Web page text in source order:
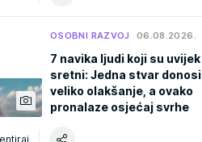
OSOBNI RAZVOJ 06.08.2026.
7 navika ljudi koji su uvijek
sretni: Jedna stvar donosi
veliko olakšanje, a ovako
pronalaze osjećaj svrhe